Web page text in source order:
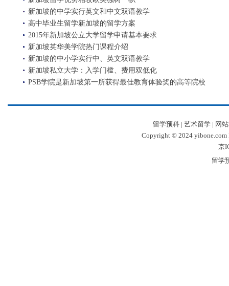
新加坡的中学实行英文和中文双语教学
高中毕业生留学新加坡的留学方案
2015年新加坡公立大学留学申请基本要求
新加坡英华美学院热门课程介绍
新加坡的中小学实行中、英文双语教学
新加坡私立大学：入学门槛、费用双低化
PSB学院是新加坡第一所获得最佳教育体验奖的高等院校
留学预科| 艺术留学| 网
Copyright © 2024 yibone.com
京
留学